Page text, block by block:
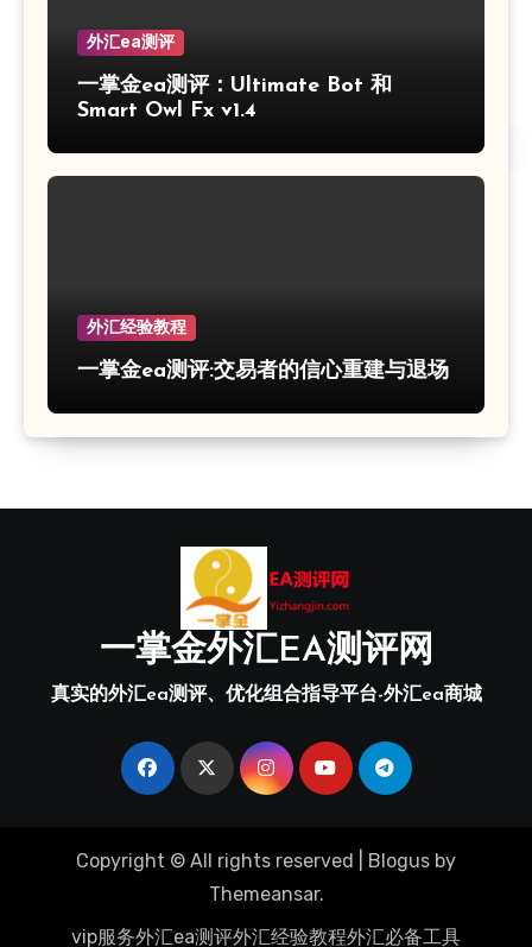
外汇ea测评
一掌金ea测评：Ultimate Bot 和
Smart Owl Fx v1.4
外汇经验教程
一掌金ea测评:交易者的信心重建与退场
一掌金外汇EA测评网
真实的外汇ea测评、优化组合指导平台-外汇ea商城
Copyright © All rights reserved Blogus by
Themeansar.
vip服务外汇ea测评外汇经验教程外汇必备工具